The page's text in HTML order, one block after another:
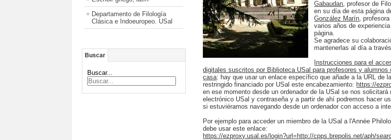
Departamento de Filología
Clásica e Indoeuropeo. USal
Buscar
Buscar...
Gabaudan , profesor de
en su día de esta página
González Marín ,
varios años de
página.
Se agradece su
mantenerlas al día a
Instrucciones para el
digitales suscritos por Biblioteca USal para profesores y alumnos
casa: hay que usar un enlace específico que añade a la URL de
restringido financiado por USal este encabezamiento: https://
en ese momento desde un ordenador de la USal se nos solicitará
electrónico USal y contraseña y a partir de ahí podremos hacer
si estuviéramos navegando desde un ordenador con acceso a
Por ejemplo para acceder un miembro de la USal a l'Année
debe usar este enlace:
https://ezproxy.usal.es/login?url=http://cpps.brepolis.net/aph/